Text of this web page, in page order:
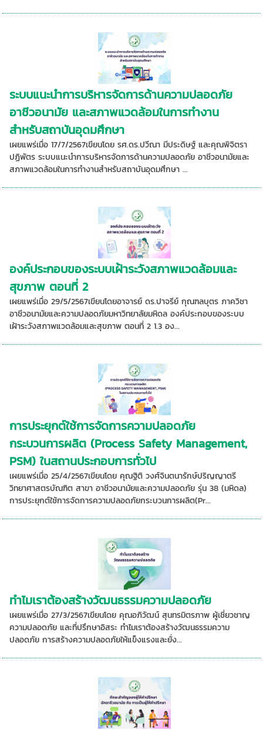
ระบบแนะนำการบริหารจัดการด้านความปลอดภัย
อาชีวอนามัย และสภาพแวดล้อมในการทำงาน
สำหรับสถาบันอุดมศึกษา
เผยแพร่เมื่อ 17/7/2567เขียนโดย รศ.ดร.ปวีณา มีประดิษฐ์ และคุณพิจิตรา
ปฏิพัตร ระบบแนะนำการบริหารจัดการด้านความปลอดภัย อาชีวอนามัยและ
สภาพแวดล้อมในการทำงานสำหรับสถาบันอุดมศึกษา ...
องค์ประกอบของระบบเฝ้าระวังสภาพแวดล้อมและ
สุขภาพ ตอนที่ 2
เผยแพร่เมื่อ 29/5/2567เขียนโดยอาจารย์ ดร.ปาจรีย์ กุณฑลบุตร ภาควิชา
อาชีวอนามัยและความปลอดภัยมหาวิทยาลัยมหิดล องค์ประกอบของระบบ
เฝ้าระวังสภาพแวดล้อมและสุขภาพ ตอนที่ 2 1.3 อง...
การประยุกต์ใช้การจัดการความปลอดภัย
กระบวนการผลิต (Process Safety Management,
PSM) ในสถานประกอบการทั่วไป
เผยแพร่เมื่อ 25/4/2567เขียนโดย คุณฐิติ วงศ์จินตนารักษ์ปริญญาตรี
วิทยาศาสตรบัณฑิต สาขา อาชีวอนามัยและความปลอดภัย รุ่น 38 (มหิดล)
การประยุกต์ใช้การจัดการความปลอดภัยกระบวนการผลิต(Pr...
ทำไมเราต้องสร้างวัฒนธรรมความปลอดภัย
เผยแพร่เมื่อ 27/3/2567เขียนโดย คุณอภิวัฒน์ สุนทรมิตรภาพ ผู้เชี่ยวชาญ
ความปลอดภัย และที่ปรึกษาอิสระ ทำไมเราต้องสร้างวัฒนธรรมความ
ปลอดภัย การสร้างความปลอดภัยให้แข็งแรงและยั่ง...